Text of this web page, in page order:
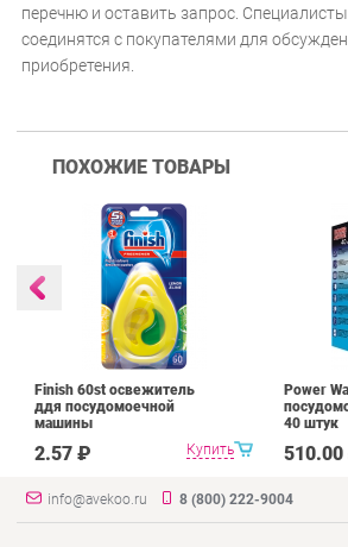
перечню и оставить запрос.
соединятся с покупателями для
приобретения.
ПОХОЖИЕ ТОВАРЫ
Купить
Finish 60st освежитель
ддя посудомоечной
машины
2.57 ₽
Power
40 штук
info@avekoo.ru 8 (800) 222-9004